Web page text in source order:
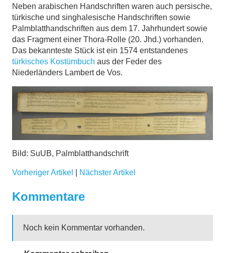
Neben arabischen Handschriften waren auch persische,
türkische und singhalesische Handschriften sowie
Palmblatthandschriften aus dem 17. Jahrhundert sowie
das Fragment einer Thora-Rolle (20. Jhd.) vorhanden.
Das bekannteste Stück ist ein 1574 entstandenes
türkisches Kostümbuch aus der Feder des
Niederländers Lambert de Vos.
Bild: SuUB, Palmblatthandschrift
Vorheriger Artikel Nächster Artikel
Kommentare
Noch kein Kommentar vorhanden.